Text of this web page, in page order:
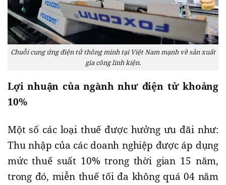
Chuỗi cung ứng điện tử thông minh tại Việt Nam mạnh về sản xuất
gia công linh kiện.
Lợi nhuận của ngành như điện tử khoảng
10%
Một số các loại thuế được hưởng ưu đãi như:
Thu nhập của các doanh nghiệp được áp dụng
mức thuế suất 10% trong thời gian 15 năm,
trong đó, miễn thuế tối đa không quá 04 năm